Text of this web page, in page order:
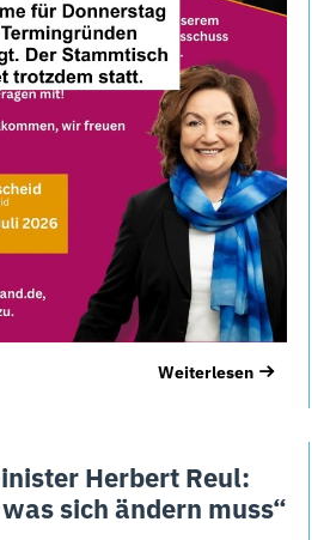
Weiterlesen
Herbert Reul:
sich ändern muss“